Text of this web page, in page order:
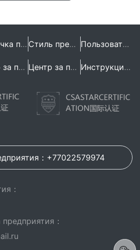
Карточка предприятия Стиль предприятия Пользовательское Соглашение
Центр за помощь Центр за помощь Инструкция по эксплуатации
：+77022579974
：
：